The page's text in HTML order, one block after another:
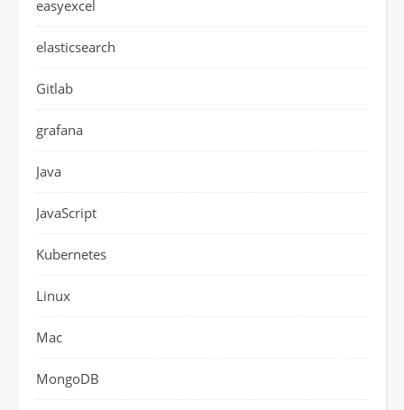
easyexcel
elasticsearch
Gitlab
grafana
Java
JavaScript
Kubernetes
Linux
Mac
MongoDB